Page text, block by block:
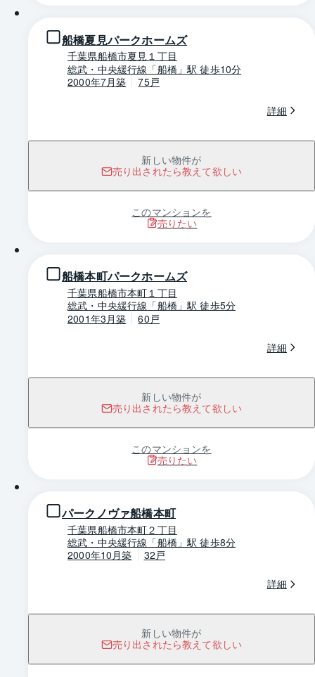
船橋夏見パークホームズ
千葉県船橋市夏見１丁目
総武・中央緩行線「船橋」駅 徒歩10分
2000年7月築
75戸
詳細
新しい物件が
売り出されたら教えて欲しい
このマンションを
売りたい
1 / 0
船橋本町パークホームズ
千葉県船橋市本町１丁目
総武・中央緩行線「船橋」駅 徒歩5分
2001年3月築
60戸
詳細
新しい物件が
売り出されたら教えて欲しい
このマンションを
売りたい
1 / 0
パークノヴァ船橋本町
千葉県船橋市本町２丁目
総武・中央緩行線「船橋」駅 徒歩8分
2000年10月築
32戸
詳細
新しい物件が
売り出されたら教えて欲しい